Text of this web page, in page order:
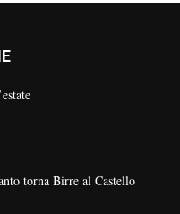
torna Birre al Castello